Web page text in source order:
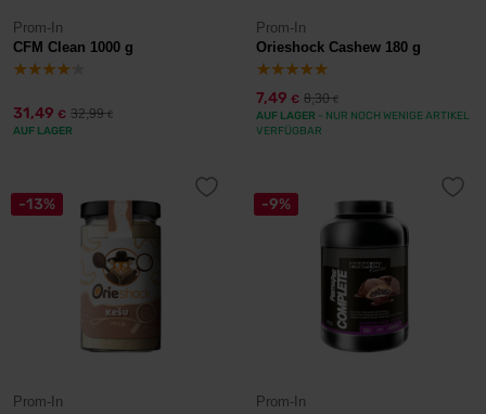
Prom-In
CFM Clean 1000 g
31,49 € 32,99€
AUF LAGER
Prom-In
Orieshock Cashew 180 g
7,49 € 8,30€
AUF LAGER - NUR NOCH WENIGE ARTIKEL
VERFÜGBAR
-13%
Prom-In
-9%
Prom-In